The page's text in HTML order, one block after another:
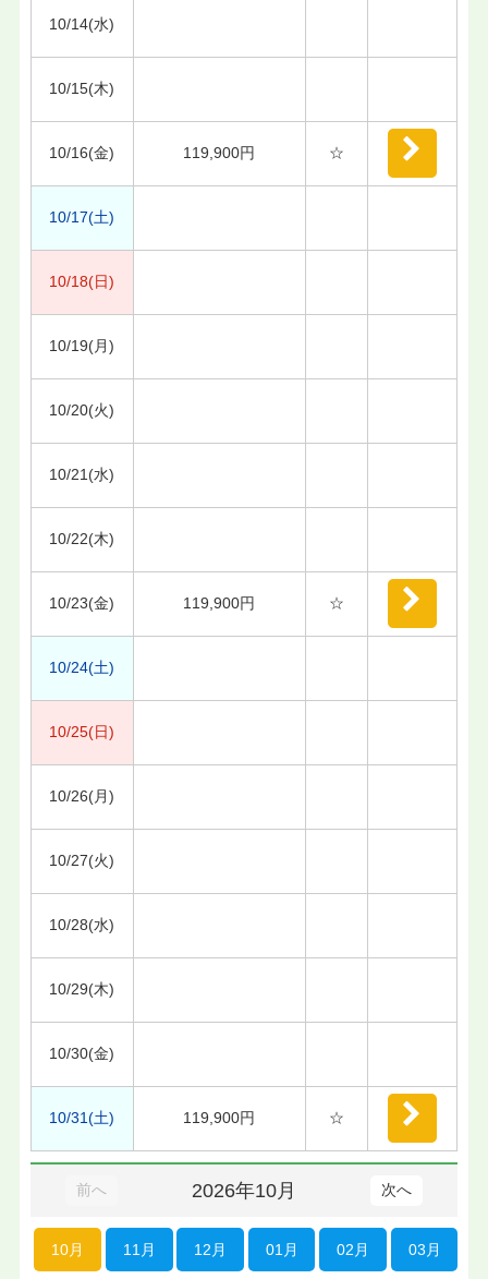
10/14(水)
10/15(木)
10/16(金) 119,900円 ☆
10/17(土)
10/18(日)
10/19(月)
10/20(火)
10/21(水)
10/22(木)
10/23(金) 119,900円 ☆
10/24(土)
10/25(日)
10/26(月)
10/27(火)
10/28(水)
10/29(木)
10/30(金)
10/31(土) 119,900円 ☆
前へ 2026年10月 次へ
10月 11月 12月 01月 02月 03月